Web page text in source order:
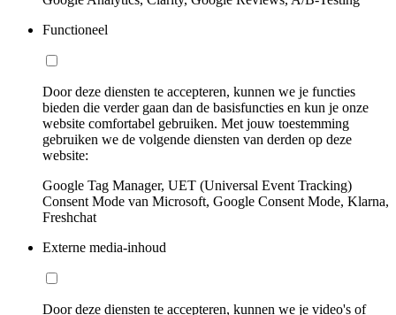
Functioneel
Door deze diensten te accepteren, kunnen we je functies
bieden die verder gaan dan de basisfuncties en kun je onze
website comfortabel gebruiken. Met jouw toestemming
gebruiken we de volgende diensten van derden op deze
website:
Google Tag Manager, UET (Universal Event Tracking)
Consent Mode van Microsoft, Google Consent Mode, Klarna,
Freshchat
Externe media-inhoud
Door deze diensten te accepteren, kunnen we je video's of